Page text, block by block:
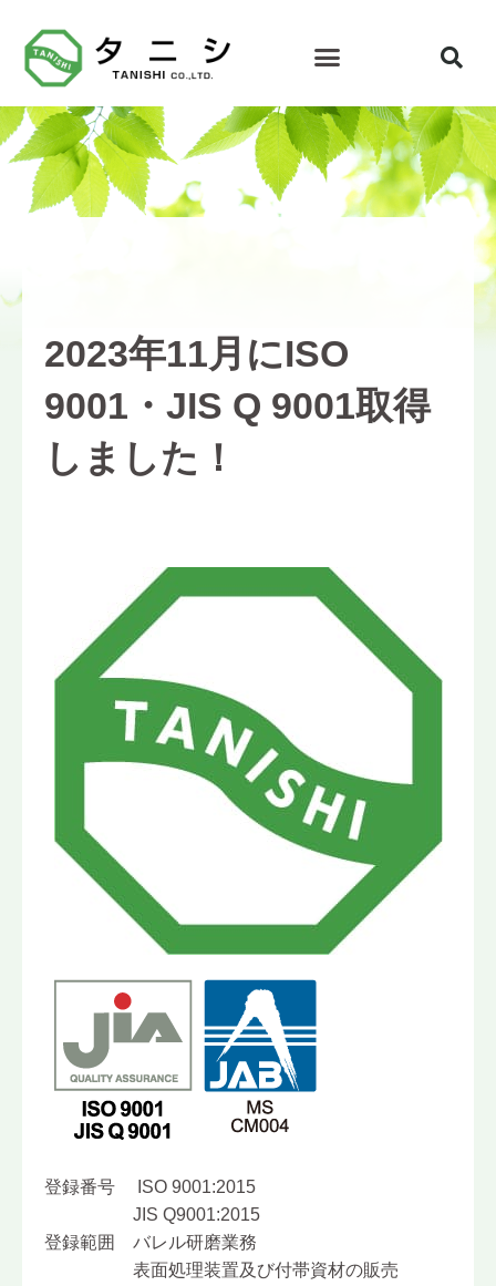
2023年11月にISO
9001・JIS Q 9001取得
しました！
登録番号 ISO 9001:2015
JIS Q9001:2015
登録範囲 バレル研磨業務
表面処理装置及び付帯資材の販売